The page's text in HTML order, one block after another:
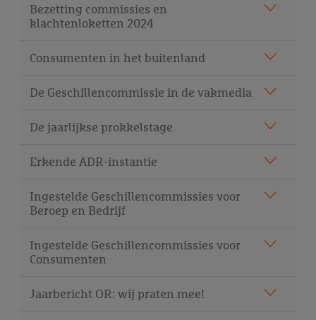
Bezetting commissies en
klachtenloketten 2024
Consumenten in het buitenland
De Geschillencommissie in de vakmedia
De jaarlijkse prokkelstage
Erkende ADR-instantie
Ingestelde Geschillencommissies voor
Beroep en Bedrijf
Ingestelde Geschillencommissies voor
Consumenten
Jaarbericht OR: wij praten mee!